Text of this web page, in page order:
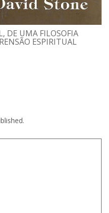
DE UMA FILOSOFIA
ESPIRITUAL